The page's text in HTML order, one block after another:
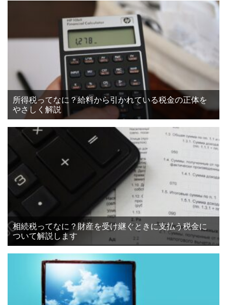
所得税ってなに？給料から引かれている税金の正体を
やさしく解説
相続税ってなに？財産を受け継ぐときに支払う税金に
ついて解説します